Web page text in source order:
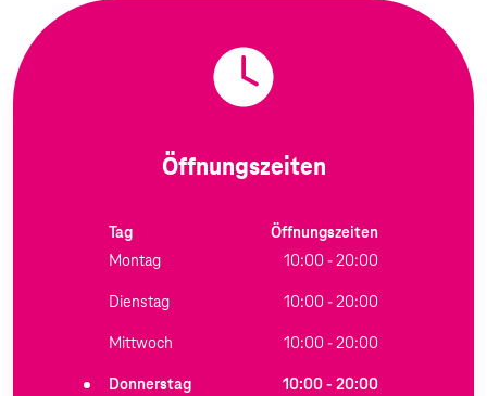
Öffnungszeiten
Tag
Öffnungszeiten
Montag
10:00 - 20:00
Dienstag 10:00 - 20:00
Mittwoch 10:00 - 20:00
Donnerstag 10:00 - 20:00